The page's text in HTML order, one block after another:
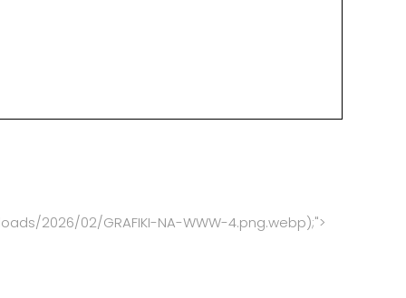
2026/02/GRAFIKI-NA-WWW-4.png.webp);">